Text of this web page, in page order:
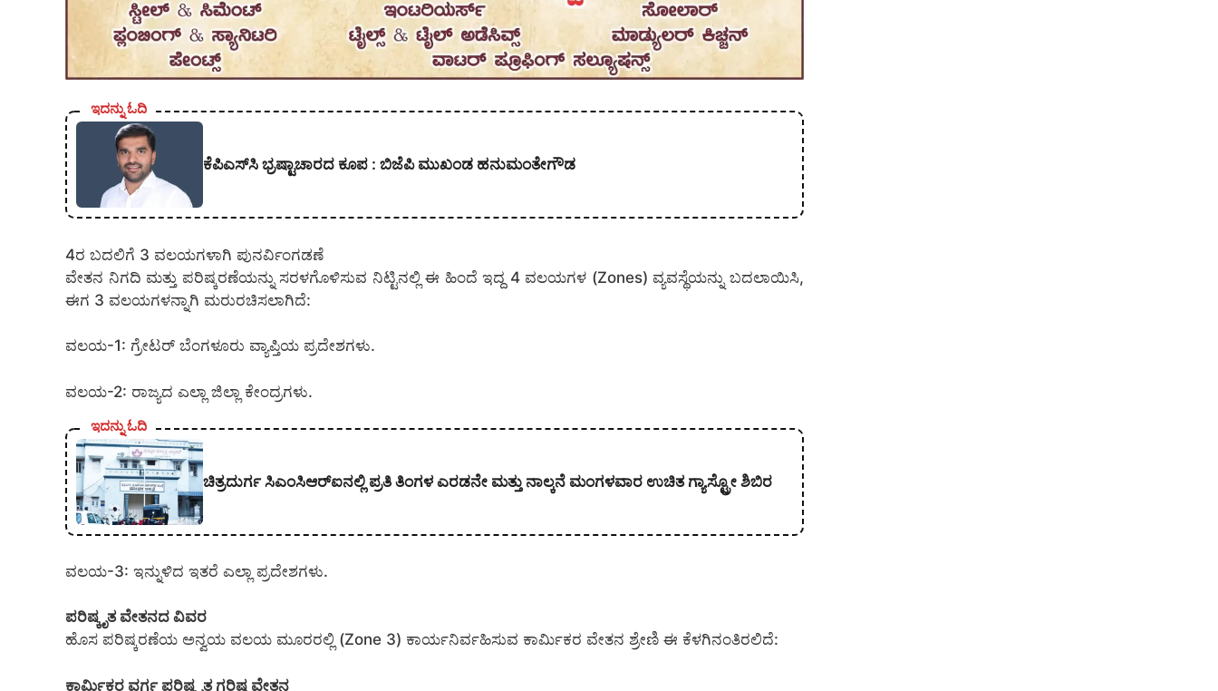
ಇದನ್ನು ಓದಿ
ಕೆಪಿಎಸ್‍ಸಿ ಭ್ರಷ್ಟಾಚಾರದ ಕೂಪ : ಬಿಜೆಪಿ ಮುಖಂಡ ಹನುಮಂತೇಗೌಡ
4ರ ಬದಲಿಗೆ 3 ವಲಯಗಳಾಗಿ ಪುನರ್ವಿಂಗಡಣೆ
ವೇತನ ನಿಗದಿ ಮತ್ತು ಪರಿಷ್ಕರಣೆಯನ್ನು ಸರಳಗೊಳಿಸುವ ನಿಟ್ಟಿನಲ್ಲಿ ಈ ಹಿಂದೆ ಇದ್ದ 4 ವಲಯಗಳ (Zones) ವ್ಯವಸ್ಥೆಯನ್ನು ಬದಲಾಯಿಸಿ,
ಈಗ 3 ವಲಯಗಳನ್ನಾಗಿ ಮರುರಚಿಸಲಾಗಿದೆ:
ವಲಯ-1: ಗ್ರೇಟರ್ ಬೆಂಗಳೂರು ವ್ಯಾಪ್ತಿಯ ಪ್ರದೇಶಗಳು.
ವಲಯ-2: ರಾಜ್ಯದ ಎಲ್ಲಾ ಜಿಲ್ಲಾ ಕೇಂದ್ರಗಳು.
ಇದನ್ನು ಓದಿ
ಚಿತ್ರದುರ್ಗ ಸಿಎಂಸಿಆರ್‍ಐನಲ್ಲಿ ಪ್ರತಿ ತಿಂಗಳ ಎರಡನೇ ಮತ್ತು ನಾಲ್ಕನೆ ಮಂಗಳವಾರ ಉಚಿತ ಗ್ಯಾಸ್ಟ್ರೋ ಶಿಬಿರ
ವಲಯ-3: ಇನ್ನುಳಿದ ಇತರೆ ಎಲ್ಲಾ ಪ್ರದೇಶಗಳು.
ಪರಿಷ್ಕೃತ ವೇತನದ ವಿವರ
ಹೊಸ ಪರಿಷ್ಕರಣೆಯ ಅನ್ವಯ ವಲಯ ಮೂರರಲ್ಲಿ (Zone 3) ಕಾರ್ಯನಿರ್ವಹಿಸುವ ಕಾರ್ಮಿಕರ ವೇತನ ಶ್ರೇಣಿ ಈ ಕೆಳಗಿನಂತಿರಲಿದೆ:
ಕಾರ್ಮಿಕರ ವರ್ಗ ಪರಿಷ್ಕೃತ ಗರಿಷ್ಠ ವೇತನ